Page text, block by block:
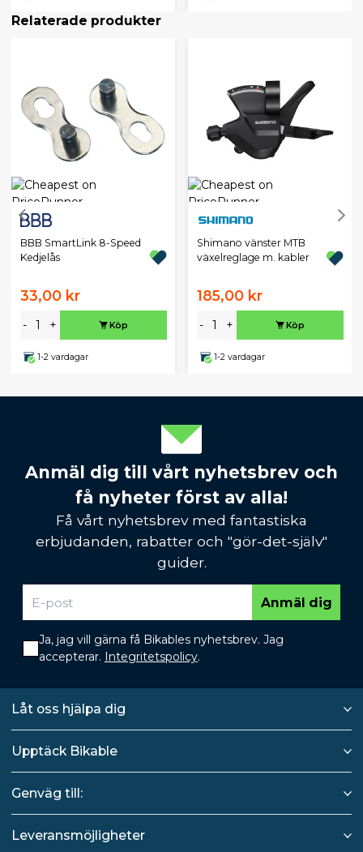
Relaterade produkter
BBB SmartLink 8-Speed
Kedjelås
33,00 kr
- + Köp
1-2 vardagar
Shimano vänster MTB
växelreglage m. kabler
185,00 kr
- + Köp
1-2 vardagar
Anmäl dig till vårt nyhetsbrev och
få nyheter först av alla!
Få vårt nyhetsbrev med fantastiska
erbjudanden, rabatter och "gör-det-själv"
guider.
Anmäl dig
Ja, jag vill gärna få Bikables nyhetsbrev. Jag
accepterar. Integritetspolicy.
Låt oss hjälpa dig
Upptäck Bikable
Genväg till:
Leveransmöjligheter